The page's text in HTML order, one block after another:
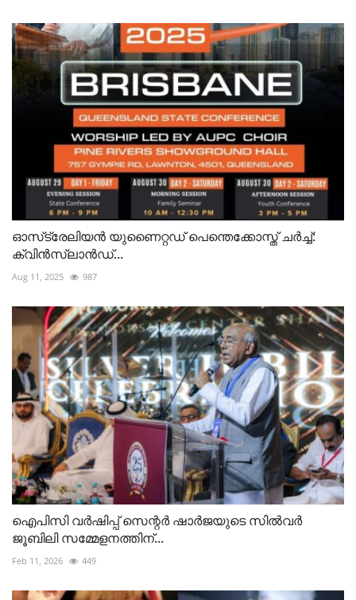
ഓസ്‌ട്രേലിയൻ യുണൈറ്റഡ് പെന്തെക്കോസ്ത്‌ ചർച്ച്:
ക്വിൻസ്‌ലാൻഡ്...
Aug 11, 2025 987
ഐപിസി വർഷിപ്പ് സെന്റർ ഷാർജയുടെ സിൽവർ
ജൂബിലി സമ്മേളനത്തിന്...
Feb 11, 2026 449